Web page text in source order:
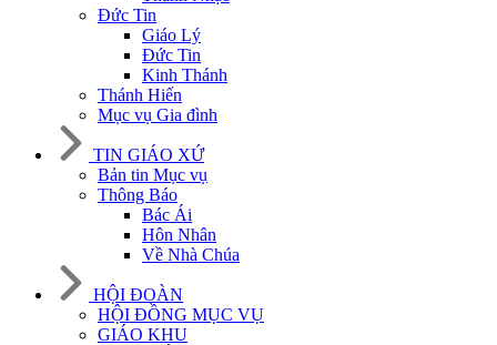
Đức Tin
Giáo Lý
Đức Tin
Kinh Thánh
Thánh Hiến
Mục vụ Gia đình
TIN GIÁO XỨ
Bản tin Mục vụ
Thông Báo
Bác Ái
Hôn Nhân
Về Nhà Chúa
HỘI ĐOÀN
HỘI ĐỒNG MỤC VỤ
GIÁO KHU